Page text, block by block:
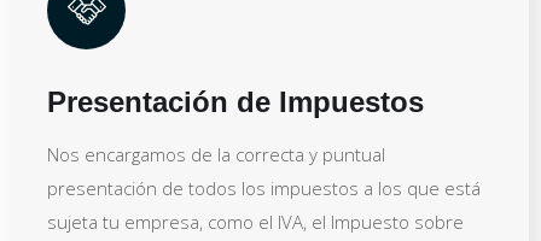
Presentación de Impuestos
Nos encargamos de la correcta y puntual
presentación de todos los impuestos a los que está
sujeta tu empresa, como el IVA, el Impuesto sobre